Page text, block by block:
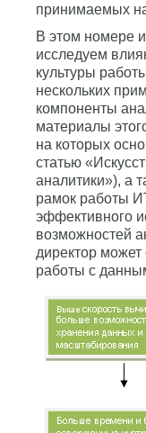
принимаемых
В этом номере
исследуем
культуры
нескольких
компоненты
материалы
на которых
статью
аналитики»), а
рамок работы
эффективного
возможностей
директор
работы с